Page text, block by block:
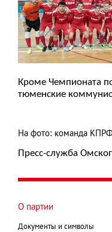
Кроме Чемпионата
тюменские
На фото: команда
Пресс-служба
О партии
Документы и символы